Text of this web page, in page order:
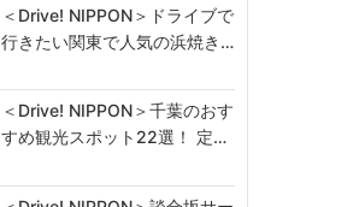
＜Drive! NIPPON＞ドライブで
行きたい関東で人気の浜焼き…
＜Drive! NIPPON＞千葉のおす
すめ観光スポット22選！ 定…